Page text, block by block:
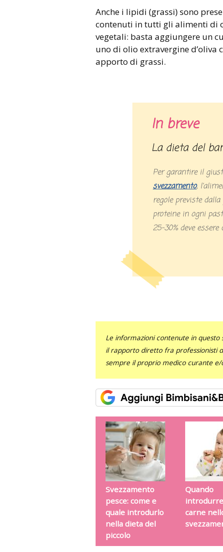
Anche i lipidi (grassi) sono
contenuti in tutti gli alimenti di
vegetali: basta aggiungere un
uno di olio extravergine
apporto di grassi.
In breve
La dieta del
Per garantire il
svezzamento,
regole previste
proteine in ogni
25-30% deve
Le informazioni contenute in
il rapporto diretto fra professionisti
sempre il proprio medico curante e/
Svezzamento
pesce: come e
quale introdurlo
nella dieta del
piccolo
Quando
carne